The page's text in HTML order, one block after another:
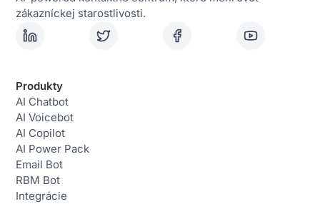
zákazníckej starostlivosti.
Produkty
AI Chatbot
AI Voicebot
AI Copilot
AI Power Pack
Email Bot
RBM Bot
Integrácie